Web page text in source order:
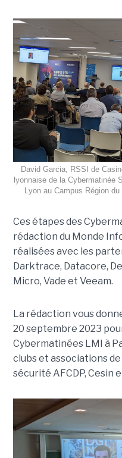
David Garcia, RSSI de
lyonnaise de la Cybermatinée
Lyon au Campus Région
Ces étapes des
rédaction du Monde
réalisées avec les
Darktrace, Datacore,
Micro, Vade et Veeam.
La rédaction vous
20 septembre 2023
Cybermatinées LMI à
clubs et associations
sécurité AFCDP, Cesin